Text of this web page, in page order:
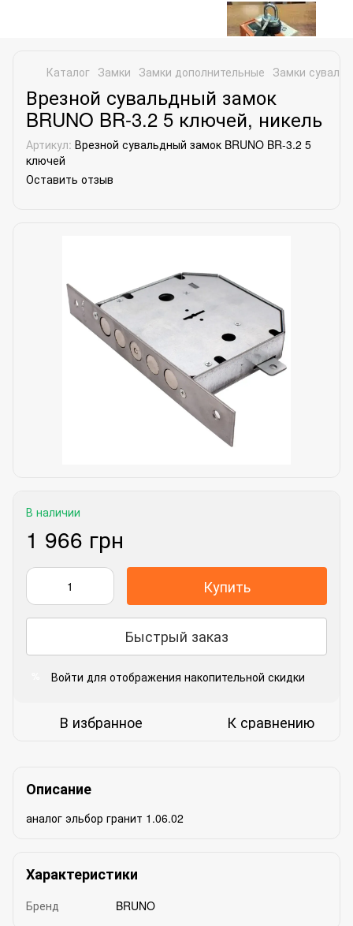
Каталог Замки Замки дополнительные Замки
Врезной сувальдный замок
BRUNO BR-3.2 5 ключей, никель
Артикул: Врезной сувальдный замок BRUNO BR-3.2 5
ключей
Оставить отзыв
В наличии
1 966 грн
Купить
Быстрый заказ
Войти для отображения накопительной скидки
В избранное К сравнению
Описание
аналог эльбор гранит 1.06.02
Характеристики
Бренд BRUNO